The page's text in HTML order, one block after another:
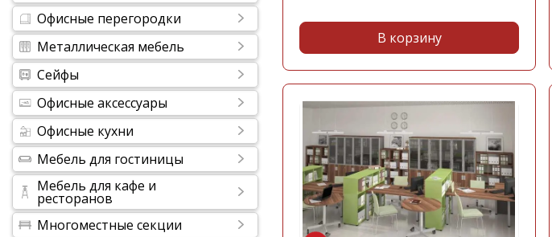
Офисные перегородки
Металлическая мебель
Сейфы
Офисные аксессуары
Офисные кухни
Мебель для гостиницы
Мебель для кафе и
ресторанов
Многоместные секции
В корзину